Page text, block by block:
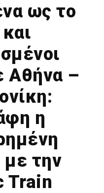
ως το
Αθήνα –
η
την
Train